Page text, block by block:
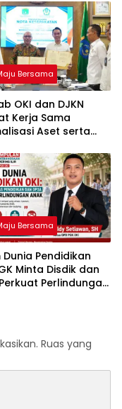
Bersama
OKI dan DJKN
Kerja Sama
Aset serta
Bersama
Pendidikan
Minta Disdik dan
Perlindungan
Ruas yang